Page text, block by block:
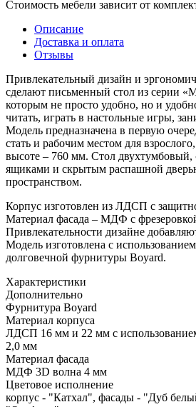
Стоимость мебели зависит от
Описание
Доставка и оплата
Отзывы
Привлекательный дизайн и
сделают письменный стол из серии
которым не просто удобно, но и
читать, играть в настольные игры,
Модель предназначена в первую
стать и рабочим местом для
высоте – 760 мм. Стол
ящиками и скрытым распашной
пространством.
Корпус изготовлен из ЛДСП с
Материал фасада – МДФ с
Привлекательности дизайне
Модель изготовлена с
долговечной фурнитуры Boyard.
Характеристики
Дополнительно
Фурнитура Boyard
Материал корпуса
ЛДСП 16 мм и 22 мм с
2,0 мм
Материал фасада
МДФ 3D волна 4 мм
Цветовое исполнение
корпус - "Катхал", фасады - "Дуб